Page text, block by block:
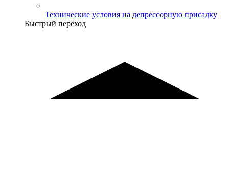
Технические условия на депрессорную присадку
Быстрый переход